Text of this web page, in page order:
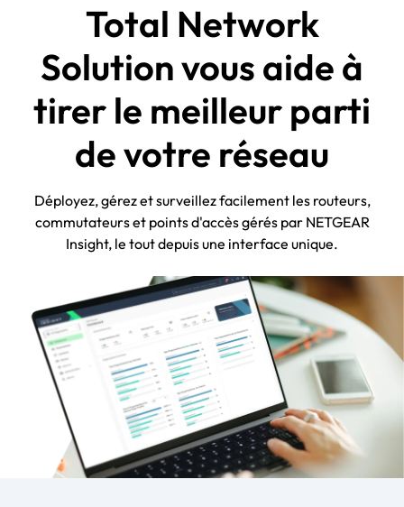
Total Network
Solution vous aide à
tirer le meilleur parti
de votre réseau
Déployez, gérez et surveillez facilement les routeurs,
commutateurs et points d'accès gérés par NETGEAR
Insight, le tout depuis une interface unique.